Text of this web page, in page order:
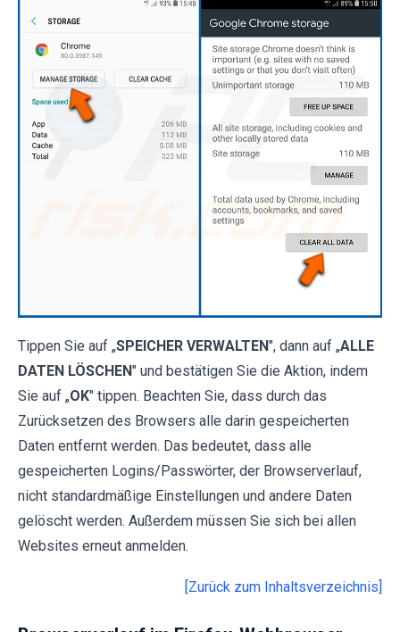
Tippen Sie auf „SPEICHER VERWALTEN", dann auf „ALLE
DATEN LÖSCHEN" und bestätigen Sie die Aktion, indem
Sie auf „OK" tippen. Beachten Sie, dass durch das
Zurücksetzen des Browsers alle darin gespeicherten
Daten entfernt werden. Das bedeutet, dass alle
gespeicherten Logins/Passwörter, der Browserverlauf,
nicht standardmäßige Einstellungen und andere Daten
gelöscht werden. Außerdem müssen Sie sich bei allen
Websites erneut anmelden.
[Zurück zum Inhaltsverzeichnis]